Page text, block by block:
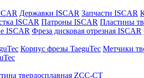
Державки ISCAR Запчасти ISCAR
ISCAR Патроны ISCAR Пластины
ISCAR Фреза дисковая отрезная ISCAR
Корпус фрезы TaeguTec Метчики
твердосплавная ZCC-CT